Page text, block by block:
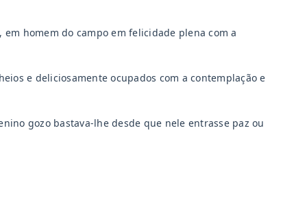
homem do campo em felicidade plena com a
e deliciosamente ocupados com a contemplação e
gozo bastava-lhe desde que nele entrasse paz ou